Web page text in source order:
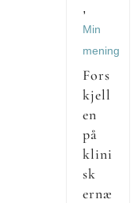
,
Min
mening
Fors
kjell
en
på
klini
sk
ernæ